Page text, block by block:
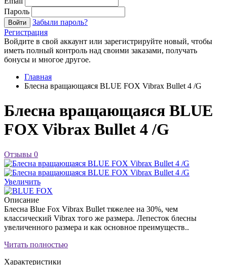
Пароль
Войти
Забыли пароль?
Регистрация
Войдите в свой аккаунт или зарегистрируйте новый, чтобы
иметь полный контроль над своими заказами, получать
бонусы и многое другое.
Главная
Блесна вращающаяся BLUE FOX Vibrax Bullet 4 /G
Блесна вращающаяся BLUE
FOX Vibrax Bullet 4 /G
Отзывы 0
Увеличить
Описание
Блесна Blue Fox Vibrax Bullet тяжелее на 30%, чем
классический Vibrax того же размера. Лепесток блесны
увеличенного размера и как основное преимуществ..
Читать полностью
Характеристики